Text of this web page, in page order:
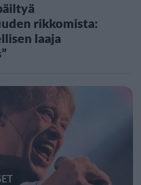
rikkomista:
laaja